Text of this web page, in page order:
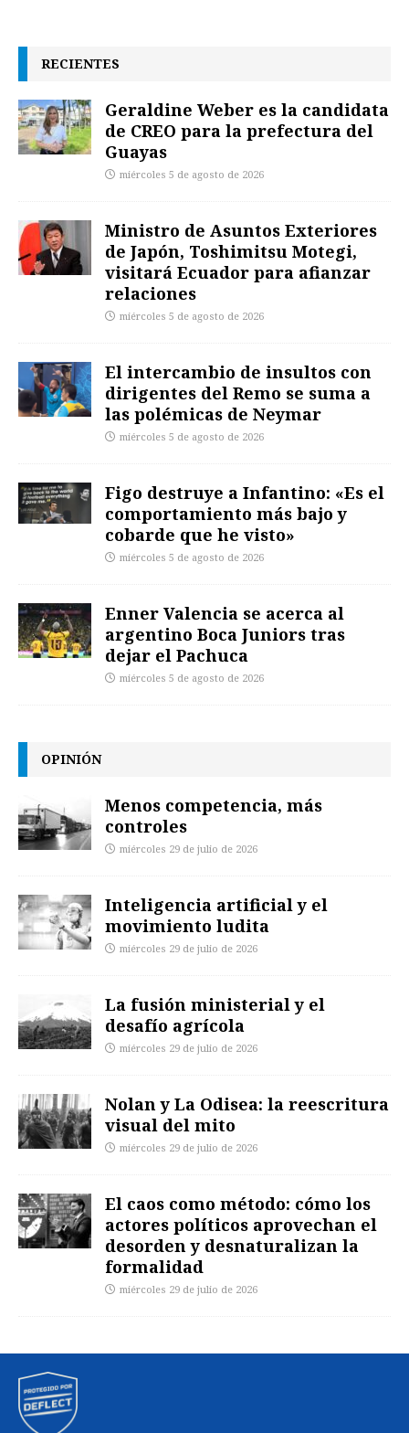
RECIENTES
Geraldine Weber es la candidata
de CREO para la prefectura del
Guayas
miércoles 5 de agosto de 2026
Ministro de Asuntos Exteriores
de Japón, Toshimitsu Motegi,
visitará Ecuador para afianzar
relaciones
miércoles 5 de agosto de 2026
El intercambio de insultos con
dirigentes del Remo se suma a
las polémicas de Neymar
miércoles 5 de agosto de 2026
Figo destruye a Infantino: «Es el
comportamiento más bajo y
cobarde que he visto»
miércoles 5 de agosto de 2026
Enner Valencia se acerca al
argentino Boca Juniors tras
dejar el Pachuca
miércoles 5 de agosto de 2026
OPINIÓN
Menos competencia, más
controles
miércoles 29 de julio de 2026
Inteligencia artificial y el
movimiento ludita
miércoles 29 de julio de 2026
La fusión ministerial y el
desafío agrícola
miércoles 29 de julio de 2026
Nolan y La Odisea: la reescritura
visual del mito
miércoles 29 de julio de 2026
El caos como método: cómo los
actores políticos aprovechan el
desorden y desnaturalizan la
formalidad
miércoles 29 de julio de 2026